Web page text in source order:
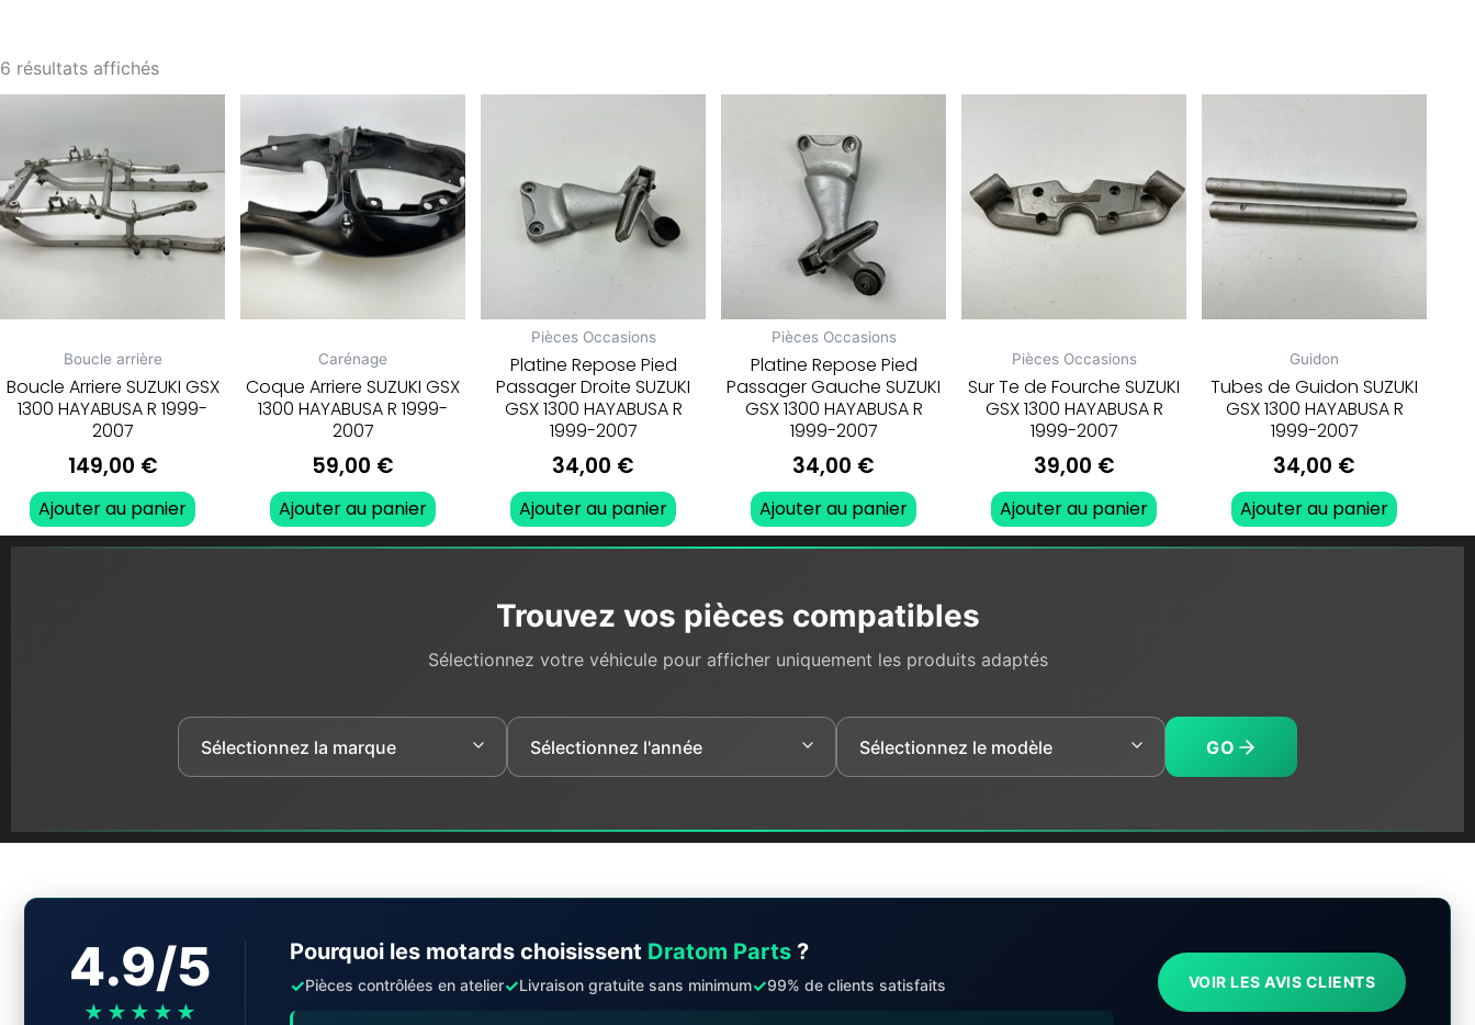
6 résultats affichés
Boucle arrière
Boucle Arriere SUZUKI GSX
1300 HAYABUSA R 1999-
2007
149,00 €
Ajouter au panier
Carénage
Coque Arriere SUZUKI GSX
1300 HAYABUSA R 1999-
2007
59,00 €
Ajouter au panier
Pièces Occasions
Platine Repose Pied
Passager Droite SUZUKI
GSX 1300 HAYABUSA R
1999-2007
34,00 €
Ajouter au panier
Pièces Occasions
Platine Repose Pied
Passager Gauche SUZUKI
GSX 1300 HAYABUSA R
1999-2007
34,00 €
Ajouter au panier
Pièces Occasions
Sur Te de Fourche SUZUKI
GSX 1300 HAYABUSA R
1999-2007
39,00 €
Ajouter au panier
Guidon
Tubes de Guidon SUZUKI
GSX 1300 HAYABUSA R
1999-2007
34,00 €
Ajouter au panier
Trouvez vos pièces compatibles
Sélectionnez votre véhicule pour afficher uniquement les produits adaptés
GO
4.9/5
★★★★★
Pourquoi les motards choisissent Dratom Parts ?
✓Pièces contrôlées en atelier✓Livraison gratuite sans minimum✓99% de clients satisfaits VOIR LES AVIS CLIENTS